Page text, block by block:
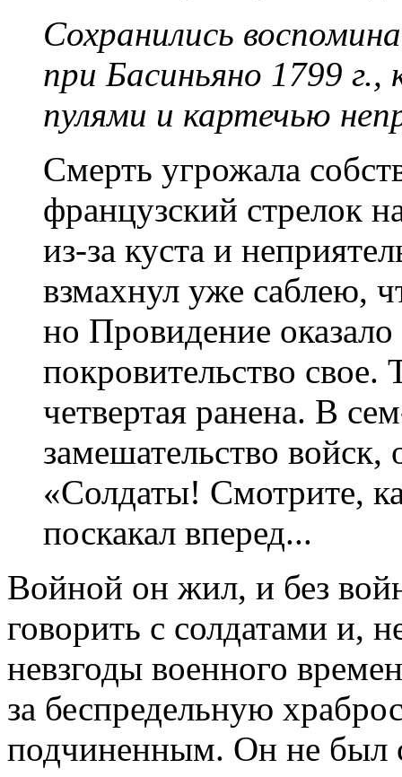
Сохранились
при Басиньяно 1799 г.,
пулями и картечью
Смерть угрожала
французский стрелок
из-за куста и
взмахнул уже саблею,
но Провидение
покровительство
четвертая ранена. В
замешательство войск,
«Солдаты! Смотрите,
поскакал вперед...
Войной он жил, и без
говорить с солдатами и,
невзгоды военного
за беспредельную
подчиненным. Он не был